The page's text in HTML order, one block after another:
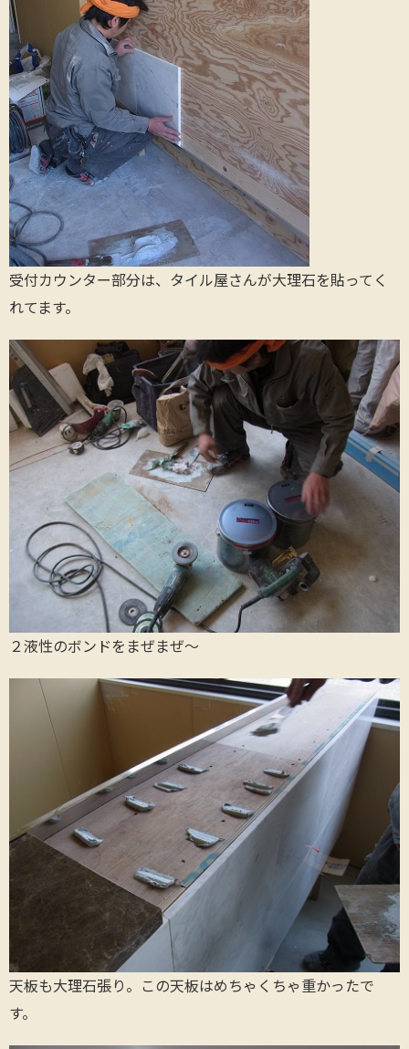
受付カウンター部分は、タイル屋さんが大理石を貼ってく
れてます。
２液性のボンドをまぜまぜ～
天板も大理石張り。この天板はめちゃくちゃ重かったで
す。